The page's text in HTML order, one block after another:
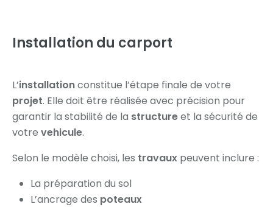
Installation du carport
L’installationconstitue l’étape finale de votre
projet. Elle doit être réalisée avec précision pour
garantir la stabilité de la structureet la sécurité de
votre vehicule.
Selon le modèle choisi, les travaux peuvent inclure :
La préparation du sol
L’ancrage des poteaux